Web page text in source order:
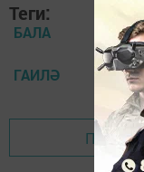
Теги:
БАЛА
ГАИЛӘ